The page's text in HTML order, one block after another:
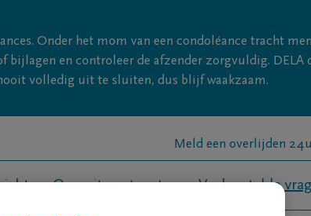
Onder het mom van een condoléance tracht
en controleer de afzender zorgvuldig. DELA
volledig uit te sluiten, dus blijf waakzaam.
Meld een overlijden
Ons uitvaartcentrum Veelgestelde